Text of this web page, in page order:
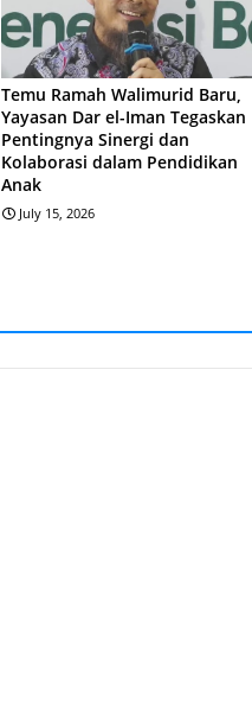
Temu Ramah Walimurid Baru,
Yayasan Dar el-Iman Tegaskan
Pentingnya Sinergi dan
Kolaborasi dalam Pendidikan
Anak
July 15, 2026